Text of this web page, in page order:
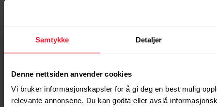
Samtykke Detaljer
Denne nettsiden anvender cookies
Vi bruker informasjonskapsler for å gi deg en best mulig
relevante annonsene. Du kan godta eller avslå